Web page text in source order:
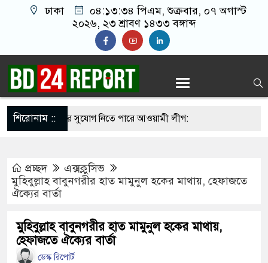
ঢাকা ০৪:১৩:৩৫ পিএম, শুক্রবার, ০৭ অগাস্ট
২০২৬, ২৩ শ্রাবণ ১৪৩৩ বঙ্গাব্দ
শিরোনাম ::
মব সৃষ্টির সুযোগ নিতে পারে আওয়ামী লীগ:
না হলে এই সরকারও স্বৈরাচারী হবে : নাহিদ
ভেঙে পালানো সাড়ে ৩শ আসামিকে এখনো ধরতে
প্রচ্ছদ
এক্সক্লুসিভ
মুহিবুল্লাহ বাবুনগরীর হাত মামুনুল হকের মাথায়, হেফাজতে
ঐক্যের বার্তা
মুহিবুল্লাহ বাবুনগরীর হাত মামুনুল হকের মাথায়,
হেফাজতে ঐক্যের বার্তা
ডেস্ক রিপোর্ট